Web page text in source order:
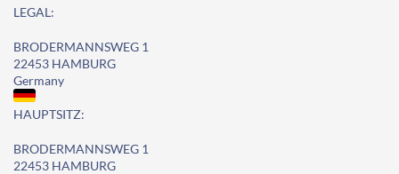
LEGAL:
BRODERMANNSWEG 1
22453 HAMBURG
Germany
HAUPTSITZ:
BRODERMANNSWEG 1
22453 HAMBURG